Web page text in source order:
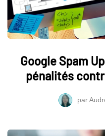
Google Spam
pénalités
par